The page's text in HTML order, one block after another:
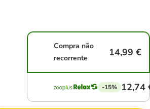
Compra não
recorrente
14,99 €
-15% 12,74